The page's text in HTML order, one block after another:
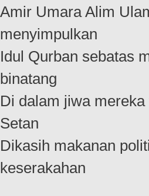
Amir Umara Alim
menyimpulkan
Idul Qurban sebatas
binatang
Di dalam jiwa
Setan
Dikasih makanan
keserakahan